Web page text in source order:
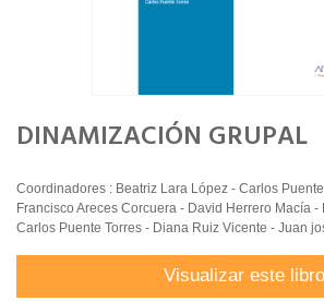
DINAMIZACIÓN GRUPAL
Coordinadores : Beatriz Lara López - Carlos
Francisco Areces Corcuera - David Herrero Macía
Carlos Puente Torres - Diana Ruiz Vicente - Juan
Visualizar este libro